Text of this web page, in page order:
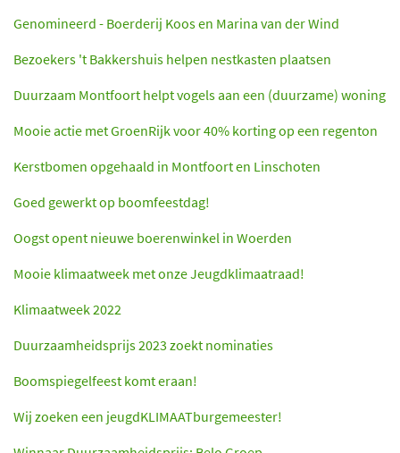
Genomineerd - Boerderij Koos en Marina van der Wind
Bezoekers 't Bakkershuis helpen nestkasten plaatsen
Duurzaam Montfoort helpt vogels aan een (duurzame) woning
Mooie actie met GroenRijk voor 40% korting op een regenton
Kerstbomen opgehaald in Montfoort en Linschoten
Goed gewerkt op boomfeestdag!
Oogst opent nieuwe boerenwinkel in Woerden
Mooie klimaatweek met onze Jeugdklimaatraad!
Klimaatweek 2022
Duurzaamheidsprijs 2023 zoekt nominaties
Boomspiegelfeest komt eraan!
Wij zoeken een jeugdKLIMAATburgemeester!